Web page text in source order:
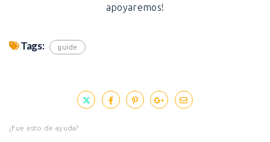
apoyaremos!
Tags: guide
¿Fue esto de ayuda?